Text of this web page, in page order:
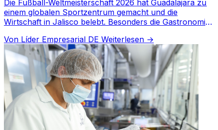
Die Fußball-Weltmeisterschaft 2026 hat Guadalajara zu
einem globalen Sportzentrum gemacht und die
Wirtschaft in Jalisco belebt. Besonders die Gastronomie
Von Líder Empresarial DE Weiterlesen →